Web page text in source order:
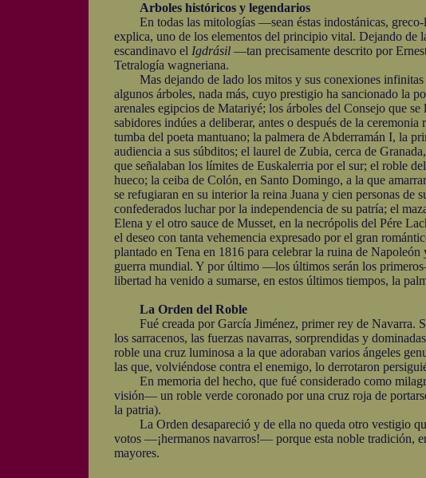
Arboles históricos y legendarios
En todas las mitologías —sean éstas indostánicas, greco-
explica, uno de los elementos del principio vital. Dejando de
escandinavo el Igdrásil —tan precisamente descrito por
Tetralogía wagneriana.
Mas dejando de lado los mitos y sus conexiones infinitas
algunos árboles, nada más, cuyo prestigio ha sancionado la
arenales egipcios de Matariyé; los árboles del Consejo que
sabidores indúes a deliberar, antes o después de la
tumba del poeta mantuano; la palmera de Abderramán I, la
audiencia a sus súbditos; el laurel de Zubia, cerca de
que señalaban los límites de Euskalerria por el sur; el roble
hueco; la ceiba de Colón, en Santo Domingo, a la que
se refugiaran en su interior la reina Juana y cien personas
confederados luchar por la independencia de su patría; el
Elena y el otro sauce de Musset, en la necrópolis del Pére
el deseo con tanta vehemencia expresado por el gran
plantado en Tena en 1816 para celebrar la ruina de
guerra mundial. Y por último —los últimos serán los
libertad ha venido a sumarse, en estos últimos tiempos, la
La Orden del Roble
Fué creada por García Jiménez, primer rey de Navarra.
los sarracenos, las fuerzas navarras, sorprendidas y
roble una cruz luminosa a la que adoraban varios ángeles
las que, volviéndose contra el enemigo, lo derrotaron
En memoria del hecho, que fué considerado como
visión— un roble verde coronado por una cruz roja de
la patria).
La Orden desapareció y de ella no queda otro vestigio
votos —¡hermanos navarros!— porque esta noble tradición,
mayores.